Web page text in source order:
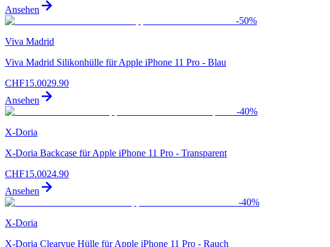
Ansehen
-50%
Viva Madrid
Viva Madrid Silikonhülle für Apple iPhone 11 Pro - Blau
CHF15.0029.90
Ansehen
-40%
X-Doria
X-Doria Backcase für Apple iPhone 11 Pro - Transparent
CHF15.0024.90
Ansehen
-40%
X-Doria
X-Doria Clearvue Hülle für Apple iPhone 11 Pro - Rauch